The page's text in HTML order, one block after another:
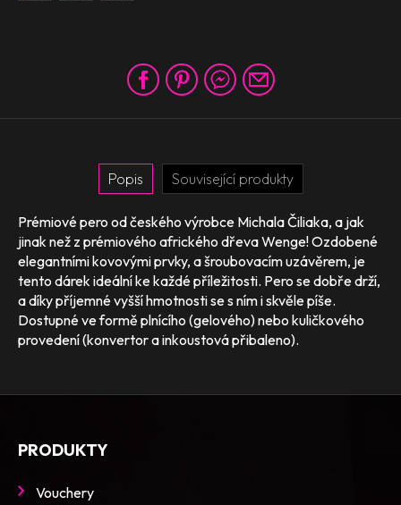
Popis Související produkty
Prémiové pero od českého výrobce Michala Čiliaka, a jak
jinak než z prémiového afrického dřeva Wenge! Ozdobené
elegantními kovovými prvky, a šroubovacím uzávěrem, je
tento dárek ideální ke každé příležitosti. Pero se dobře drží,
a díky příjemné vyšší hmotnosti se s ním i skvěle píše.
Dostupné ve formě plnícího (gelového) nebo kuličkového
provedení (konvertor a inkoustová přibaleno).
PRODUKTY
Vouchery